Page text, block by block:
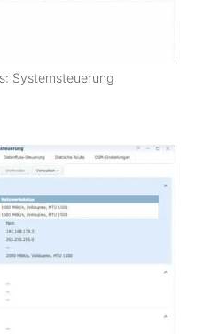
Systemsteuerung